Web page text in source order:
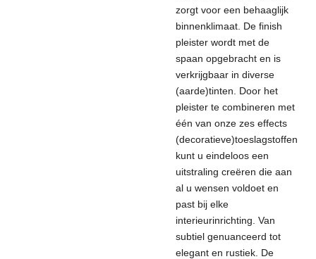
zorgt voor een behaaglijk
binnenklimaat. De finish
pleister wordt met de
spaan opgebracht en is
verkrijgbaar in diverse
(aarde)tinten. Door het
pleister te combineren met
één van onze zes effects
(decoratieve)toeslagstoffen
kunt u eindeloos een
uitstraling creëren die aan
al u wensen voldoet en
past bij elke
interieurinrichting. Van
subtiel genuanceerd tot
elegant en rustiek. De